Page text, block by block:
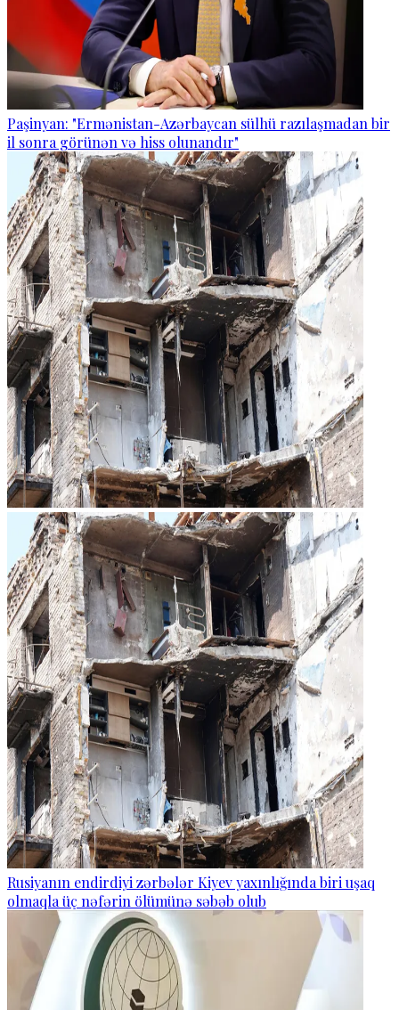
Paşinyan: "Ermənistan-Azərbaycan sülhü razılaşmadan bir
il sonra görünən və hiss olunandır"
Rusiyanın endirdiyi zərbələr Kiyev yaxınlığında biri uşaq
olmaqla üç nəfərin ölümünə səbəb olub